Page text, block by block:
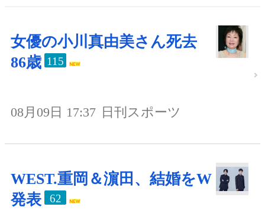
女優の小川真由美さん死去
86歳 115
08月09日 17:37 日刊スポーツ
WEST.重岡＆濵田、結婚をW
発表
62